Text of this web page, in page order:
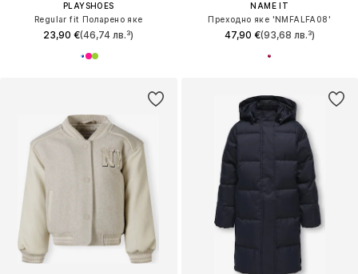
PLAYSHOES
Regular fit Поларено яке
23,90 €(46,74 лв.³)
NAME IT
Преходно яке 'NMFALFA08'
47,90 €(93,68 лв.³)